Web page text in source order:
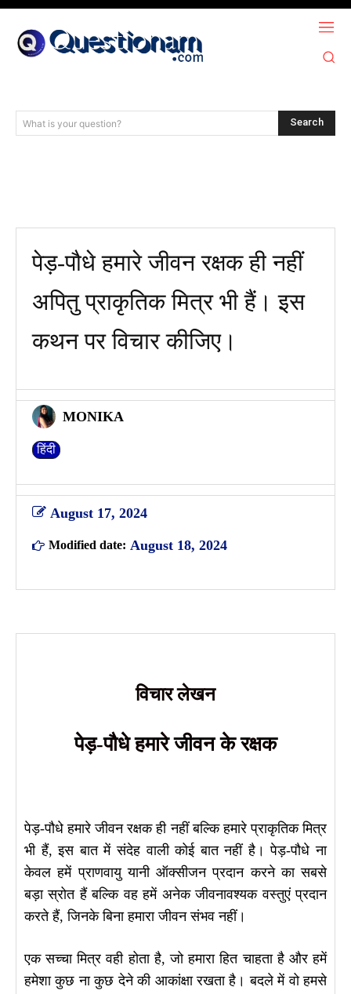
What is your question? Search
पेड़-पौधे हमारे जीवन रक्षक ही नहीं
अपितु प्राकृतिक मित्र भी हैं। इस
कथन पर विचार कीजिए।
MONIKA
हिंदी
August 17, 2024
Modified date: August 18, 2024
विचार लेखन
पेड़-पौधे हमारे जीवन के रक्षक
पेड़-पौधे हमारे जीवन रक्षक ही नहीं बल्कि हमारे प्राकृतिक मित्र
भी हैं, इस बात में संदेह वाली कोई बात नहीं है। पेड़-पौधे ना
केवल हमें प्राणवायु यानी ऑक्सीजन प्रदान करने का सबसे
बड़ा स्रोत हैं बल्कि वह हमें अनेक जीवनावश्यक वस्तुएं प्रदान
करते हैं, जिनके बिना हमारा जीवन संभव नहीं।
एक सच्चा मित्र वही होता है, जो हमारा हित चाहता है और हमें
हमेशा कुछ ना कुछ देने की आकांक्षा रखता है। बदले में वो हमसे